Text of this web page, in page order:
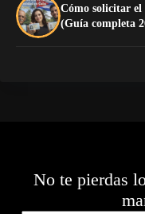
Cómo solicitar
(Guía completa
No te pierdas